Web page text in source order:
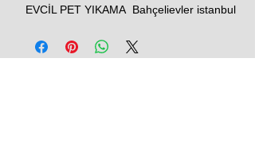
EVCİL PET YIKAMA Bahçelievler istanbul